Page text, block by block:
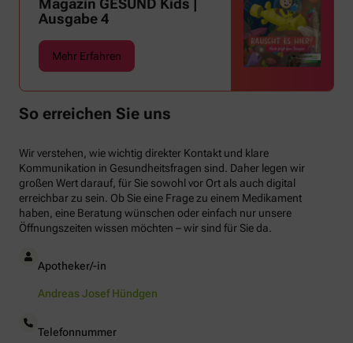
Magazin GESUND Kids |
Ausgabe 4
Mehr Erfahren
So erreichen Sie uns
Wir verstehen, wie wichtig direkter Kontakt und klare
Kommunikation in Gesundheitsfragen sind. Daher legen wir
großen Wert darauf, für Sie sowohl vor Ort als auch digital
erreichbar zu sein. Ob Sie eine Frage zu einem Medikament
haben, eine Beratung wünschen oder einfach nur unsere
Öffnungszeiten wissen möchten – wir sind für Sie da.
Apotheker/-in
Andreas Josef Hündgen
Telefonnummer